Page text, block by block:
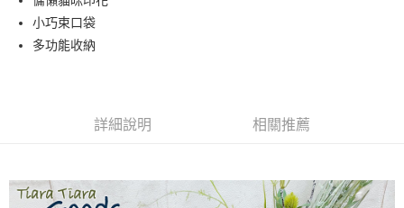
悠遊付
AFTEE先享後付是「在收到商品之後才付款」的支付方式。 讓您購物簡單
３．安心：先確認商品／服務後，再付款。
全家取貨付款
小巧束口袋
多功能收納
詳細說明 相關推薦